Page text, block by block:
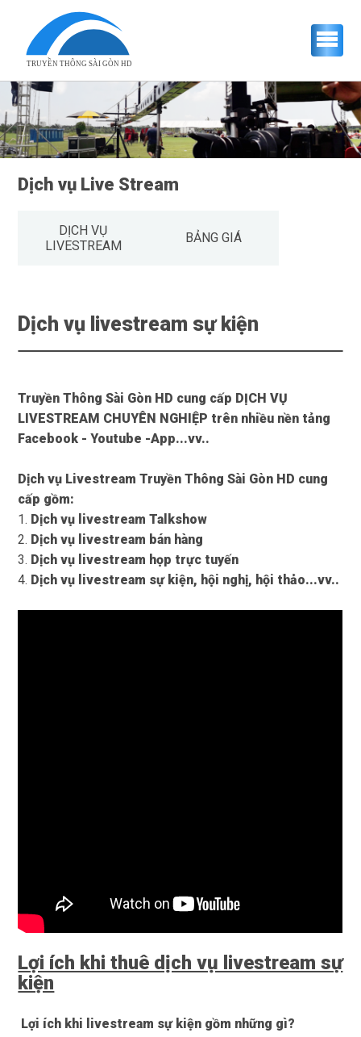
TRUYỀN THÔNG SÀI GÒN HD
Dịch vụ Live Stream
DỊCH VỤ
LIVESTREAM
BẢNG GIÁ
Dịch vụ livestream sự kiện
Truyền Thông Sài Gòn HD cung cấp DỊCH VỤ
LIVESTREAM CHUYÊN NGHIỆP trên nhiều nền tảng
Facebook - Youtube -App...vv..
Dịch vụ Livestream Truyền Thông Sài Gòn HD cung
cấp gồm:
1. Dịch vụ livestream Talkshow
2. Dịch vụ livestream bán hàng
3. Dịch vụ livestream họp trực tuyến
4. Dịch vụ livestream sự kiện, hội nghị, hội thảo...vv..
Lợi ích khi thuê dịch vụ livestream sự
kiện
Lợi ích khi livestream sự kiện gồm những gì?